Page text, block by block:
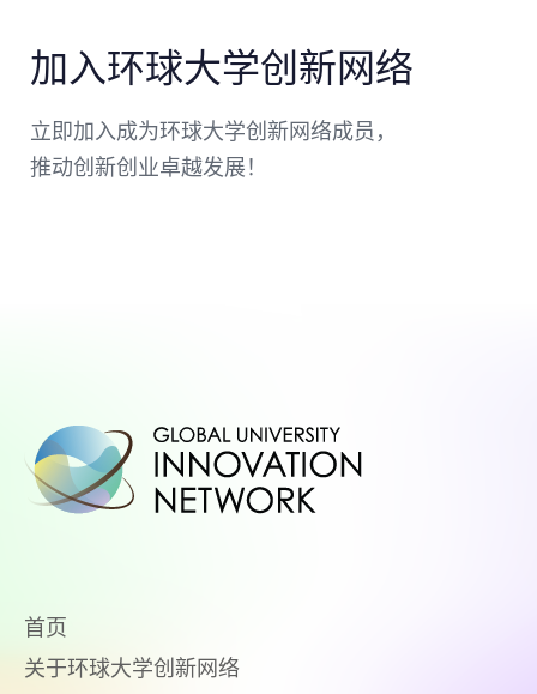
加入环球大学创新网络
立即加入成为环球大学创新网络成员，
推动创新创业卓越发展！
首页
关于环球大学创新网络